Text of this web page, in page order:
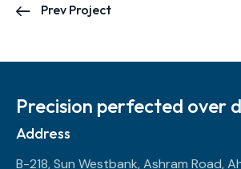
Prev Project
Precision perfected over
Address
B-218, Sun Westbank, Ashram Road,